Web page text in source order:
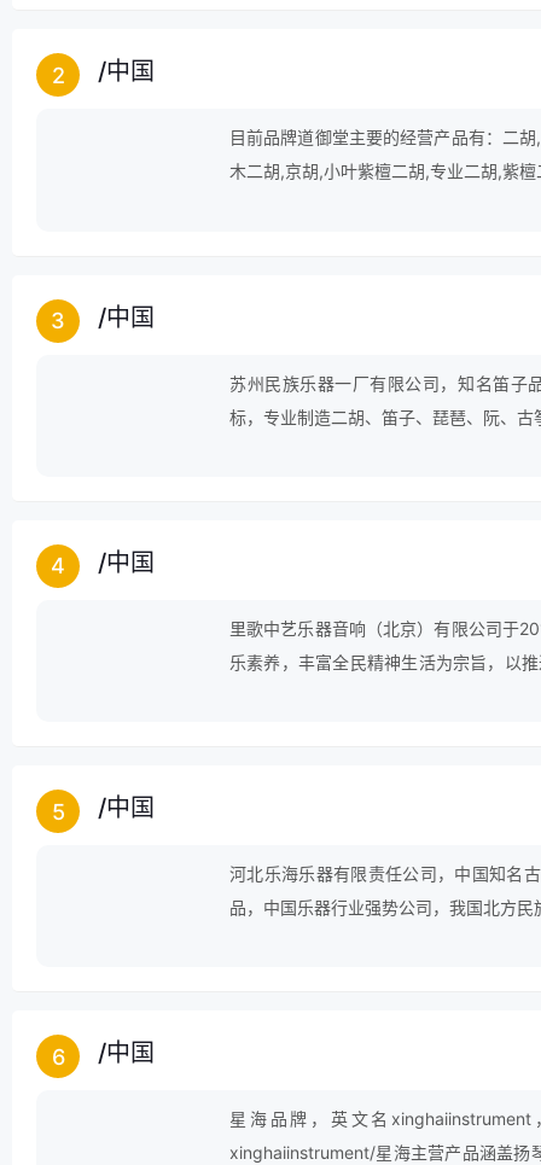
2 /中国
目前品牌道御堂主要的经营产品有：二
木二胡,京胡,小叶紫檀二胡,专业二胡,紫
3 /中国
苏州民族乐器一厂有限公司，知名笛子
标，专业制造二胡、笛子、琵琶、阮、
4 /中国
里歌中艺乐器音响（北京）有限公司于
乐素养，丰富全民精神生活为宗旨，以
5 /中国
河北乐海乐器有限责任公司，中国知名
品，中国乐器行业强势公司，我国北方
6 /中国
星海品牌，英文名
xinghaiinstrument/星海主营产品涵盖扬